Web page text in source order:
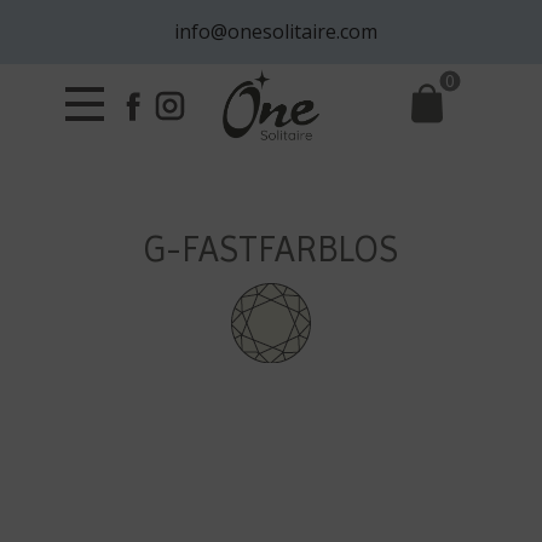
info@onesolitaire.com
0
G-FASTFARBLOS